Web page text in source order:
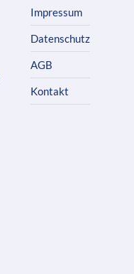
Impressum
Datenschutz
AGB
Kontakt